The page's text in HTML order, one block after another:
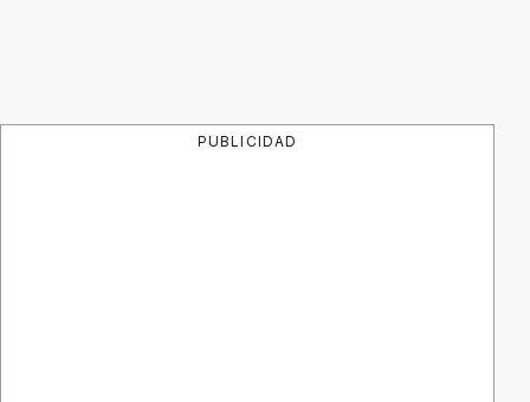
PUBLICIDAD